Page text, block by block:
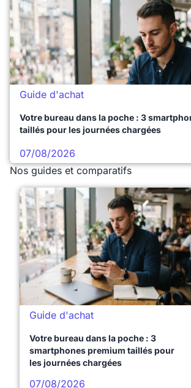
Guide d'achat
Votre bureau dans la poche : 3
taillés pour les journées chargées
07/08/2026
Nos guides et comparatifs
Guide d'achat
Votre bureau dans la poche : 3
smartphones premium taillés pour
les journées chargées
07/08/2026